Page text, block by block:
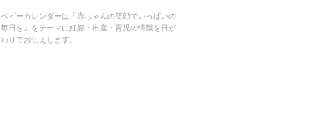
ベビーカレンダーは「赤ちゃんの笑顔でいっぱいの
毎日を」をテーマに妊娠・出産・育児の情報を日が
わりでお伝えします。